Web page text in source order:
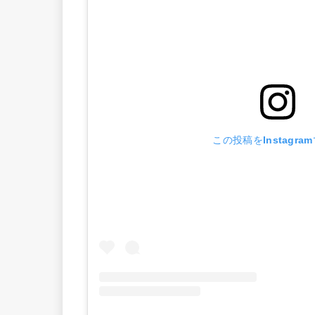
この投稿をInstagram